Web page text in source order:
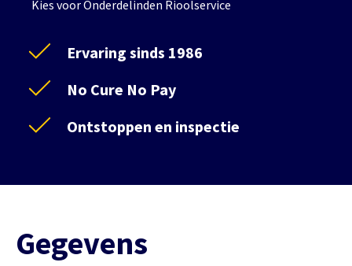
Kies voor Onderdelinden Rioolservice
Ervaring sinds 1986
No Cure No Pay
Ontstoppen en inspectie
Gegevens